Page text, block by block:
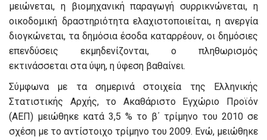
μειώνεται, η βιομηχανική παραγωγή συρρικνώνεται, η
οικοδομική δραστηριότητα ελαχιστοποιείται, η ανεργία
διογκώνεται, τα δημόσια έσοδα καταρρέουν, οι δημόσιες
επενδύσεις εκμηδενίζονται, ο πληθωρισμός
εκτινάσσεται στα ύψη, η ύφεση βαθαίνει.
Σύμφωνα με τα σημερινά στοιχεία της Ελληνικής
Στατιστικής Αρχής, το Ακαθάριστο Εγχώριο Προϊόν
(ΑΕΠ) μειώθηκε κατά 3,5 % το β΄ τρίμηνο του 2010 σε
σχέση με το αντίστοιχο τρίμηνο του 2009. Ενώ, μειώθηκε